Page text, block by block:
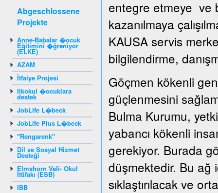
Abgeschlossene
Projekte
Anne-Babalar �ocuk
Eğitimini �ğreniyor
(ELKE)
AZAM
İtfaiye Projesi
Ilkokul �ocuklara
destek
JobLife L�beck
JobLife Plus L�beck
"Rengarenk"
Dil ve Sosyal Hizmet
Desteği
Elmshorn Veli- Okul
İttifakı (ESB)
IBB
entegre etmeye ve
kazanılmaya
KAUSA servis
bilgilendirme,
Göçmen kökenli
güçlenmesini
Bulma Kurumu,
yabancı kökenli
gerekiyor. Burada
düşmektedir. Bu ağ
sıklaştırılacak ve